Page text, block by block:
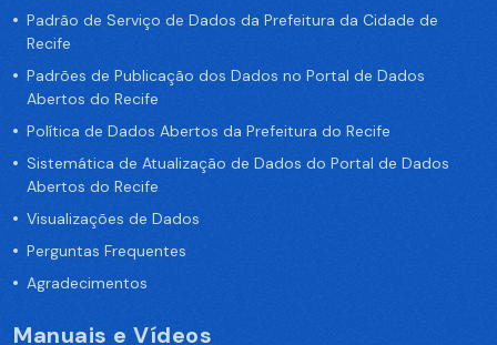
Padrão de Serviço de Dados da Prefeitura da Cidade de
Recife
Padrões de Publicação dos Dados no Portal de Dados
Abertos do Recife
Política de Dados Abertos da Prefeitura do Recife
Sistemática de Atualização de Dados do Portal de Dados
Abertos do Recife
Visualizações de Dados
Perguntas Frequentes
Agradecimentos
Manuais e Vídeos